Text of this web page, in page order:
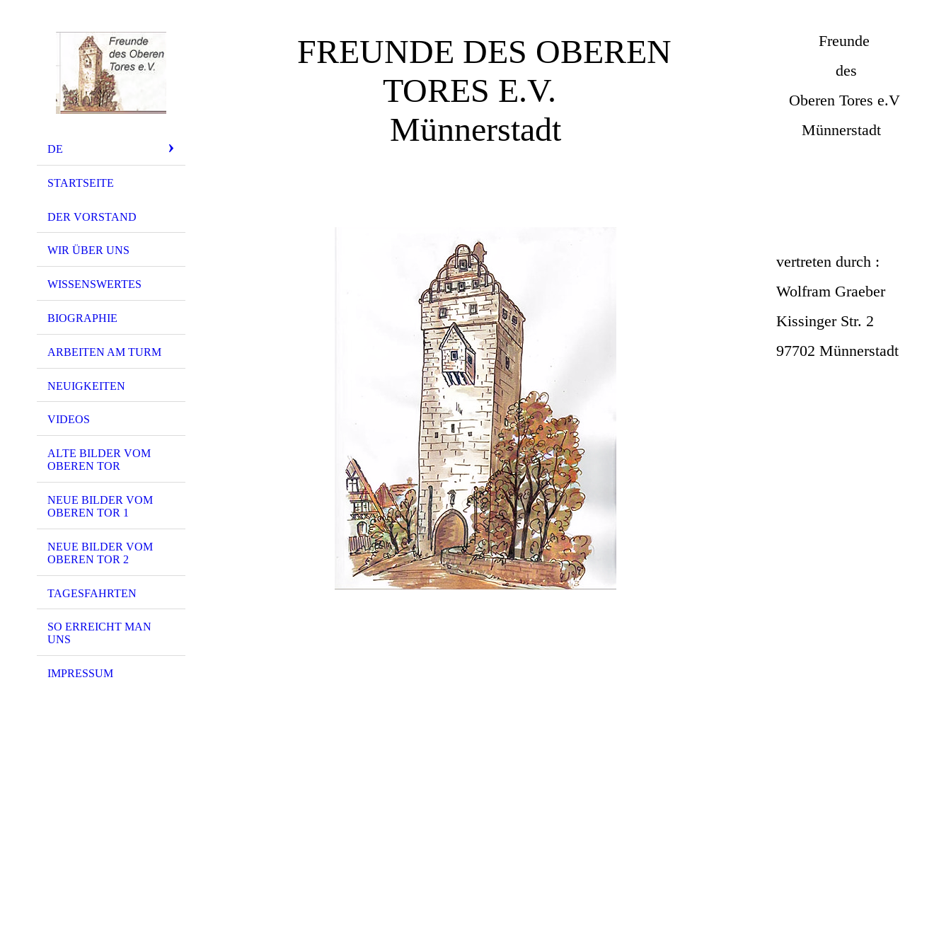
DE
STARTSEITE
DER VORSTAND
WIR ÜBER UNS
WISSENSWERTES
BIOGRAPHIE
ARBEITEN AM TURM
NEUIGKEITEN
VIDEOS
ALTE BILDER VOM
OBEREN TOR
NEUE BILDER VOM
OBEREN TOR 1
NEUE BILDER VOM
OBEREN TOR 2
TAGESFAHRTEN
SO ERREICHT MAN
UNS
IMPRESSUM
FREUNDE DES OBEREN
TORES E.V.
Münnerstadt
Freunde
des
Oberen Tores e.V
Münnerstadt
vertreten durch :
Wolfram Graeber
Kissinger Str. 2
97702 Münnerstadt